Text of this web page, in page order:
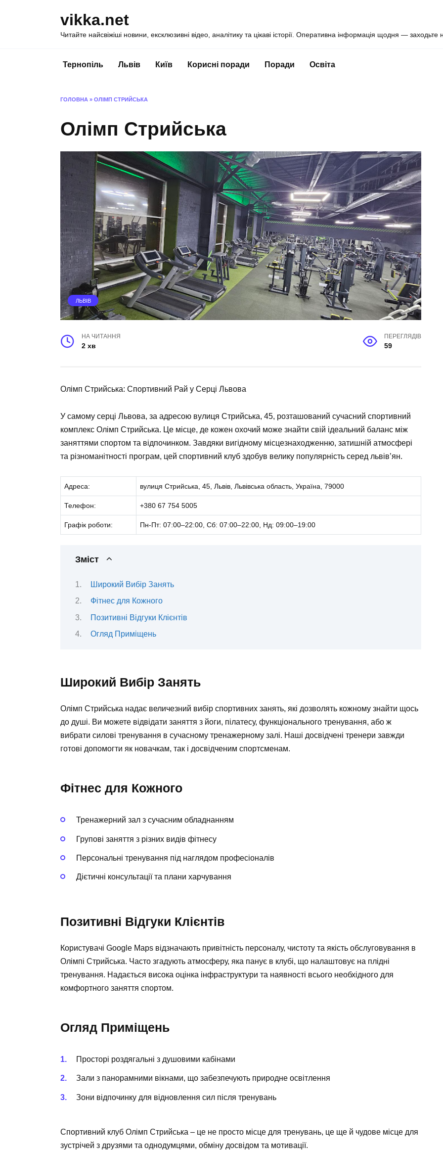
vikka.net
Читайте найсвіжіші новини, ексклюзивні відео, аналітику та цікаві історії. Оперативна інформація щодня —
Тернопіль Львів Київ Корисні поради Поради Освіта
ГОЛОВНА » ОЛІМП СТРИЙСЬКА
Олімп Стрийська
ЛЬВІВ
НА ЧИТАННЯ
2 хв
ПЕРЕГЛЯДІВ
59
Олімп Стрийська: Спортивний Рай у Серці Львова
У самому серці Львова, за адресою вулиця Стрийська, 45, розташований сучасний спортивний
комплекс Олімп Стрийська. Це місце, де кожен охочий може знайти свій ідеальний баланс між
заняттями спортом та відпочинком. Завдяки вигідному місцезнаходженню, затишній атмосфері
та різноманітності програм, цей спортивний клуб здобув велику популярність серед львів’ян.
Адреса: вулиця Стрийська, 45, Львів, Львівська область, Україна, 79000
Телефон: +380 67 754 5005
Графік роботи: Пн-Пт: 07:00–22:00, Сб: 07:00–22:00, Нд: 09:00–19:00
Зміст
Широкий Вибір Занять
Фітнес для Кожного
Позитивні Відгуки Клієнтів
Огляд Приміщень
Широкий Вибір Занять
Олімп Стрийська надає величезний вибір спортивних занять, які дозволять кожному знайти щось
до душі. Ви можете відвідати заняття з йоги, пілатесу, функціонального тренування, або ж
вибрати силові тренування в сучасному тренажерному залі. Наші досвідчені тренери завжди
готові допомогти як новачкам, так і досвідченим спортсменам.
Фітнес для Кожного
Тренажерний зал з сучасним обладнанням
Групові заняття з різних видів фітнесу
Персональні тренування під наглядом професіоналів
Дієтичні консультації та плани харчування
Позитивні Відгуки Клієнтів
Користувачі Google Maps відзначають привітність персоналу, чистоту та якість обслуговування в
Олімпі Стрийська. Часто згадують атмосферу, яка панує в клубі, що налаштовує на плідні
тренування. Надається висока оцінка інфраструктури та наявності всього необхідного для
комфортного заняття спортом.
Огляд Приміщень
Просторі роздягальні з душовими кабінами
Зали з панорамними вікнами, що забезпечують природне освітлення
Зони відпочинку для відновлення сил після тренувань
Спортивний клуб Олімп Стрийська – це не просто місце для тренувань, це ще й чудове місце для
зустрічей з друзями та однодумцями, обміну досвідом та мотивації.